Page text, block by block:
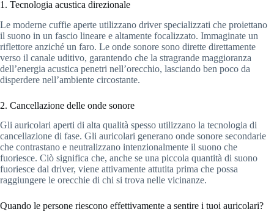
1. Tecnologia acustica direzionale
Le moderne cuffie aperte utilizzano driver specializzati che proiettano
il suono in un fascio lineare e altamente focalizzato. Immaginate un
riflettore anziché un faro. Le onde sonore sono dirette direttamente
verso il canale uditivo, garantendo che la stragrande maggioranza
dell’energia acustica penetri nell’orecchio, lasciando ben poco da
disperdere nell’ambiente circostante.
2. Cancellazione delle onde sonore
Gli auricolari aperti di alta qualità spesso utilizzano la tecnologia di
cancellazione di fase. Gli auricolari generano onde sonore secondarie
che contrastano e neutralizzano intenzionalmente il suono che
fuoriesce. Ciò significa che, anche se una piccola quantità di suono
fuoriesce dal driver, viene attivamente attutita prima che possa
raggiungere le orecchie di chi si trova nelle vicinanze.
Quando le persone riescono effettivamente a sentire i tuoi auricolari?